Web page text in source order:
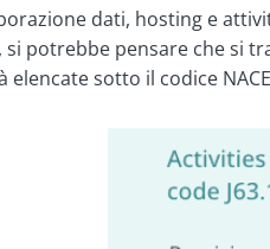
dati, hosting e
potrebbe pensare che si
sotto il codice